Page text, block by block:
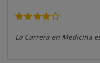
La Carrera en Medicina